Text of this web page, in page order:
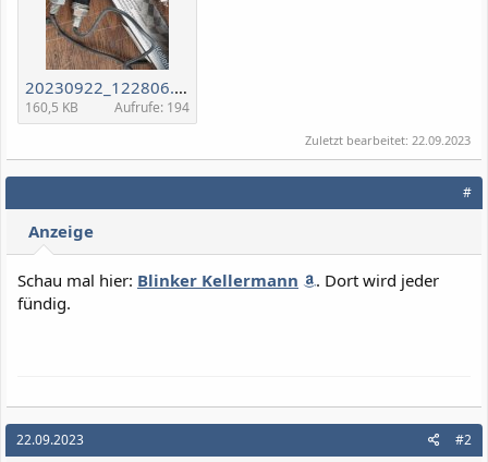
20230922_122806.jpg
160,5 KB Aufrufe: 194
Zuletzt bearbeitet: 22.09.2023
#
Anzeige
Schau mal hier: Blinker Kellermann
. Dort wird jeder
fündig.
22.09.2023 #2